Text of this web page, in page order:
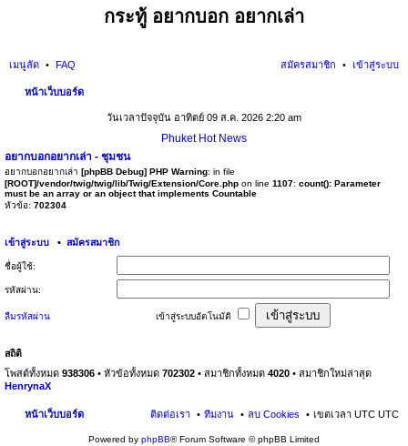
กระทู้ อยากบอก อยากเล่า
เมนูลัด FAQ เข้าสู่ระบบ
สมัครสมาชิก
หน้าเว็บบอร์ด
วันเวลาปัจจุบัน อาทิตย์ 09 ส.ค. 2026 2:20 am
Phuket Hot News
อยากบอกอยากเล่า - ชุมชน
อยากบอกอยากเล่า [phpBB Debug] PHP Warning: in file
[ROOT]/vendor/twig/twig/lib/Twig/Extension/Core.php on line 1107: count(): Parameter
must be an array or an object that implements Countable
หัวข้อ: 702304
เข้าสู่ระบบ • สมัครสมาชิก
ชื่อผู้ใช้:
รหัสผ่าน:
ลืมรหัสผ่าน เข้าสู่ระบบอัตโนมัติ
สถิติ
โพสต์ทั้งหมด 938306 • หัวข้อทั้งหมด 702302 • สมาชิกทั้งหมด 4020 • สมาชิกใหม่ล่าสุด
HenrynaX
หน้าเว็บบอร์ด เขตเวลา UTC UTC
ลบ Cookies
ทีมงาน
ติดต่อเรา
Powered by phpBB® Forum Software © phpBB Limited